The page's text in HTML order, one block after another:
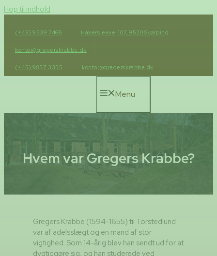
Hop til indhold
(+45) 9339 7468 Haverslevvej 107, 9520 Skørping
kontor@gregerskrabbe.dk
(+45) 9837 3355 kontor@gregerskrabbe.dk
Menu
Hvem var Gregers Krabbe?
Gregers Krabbe (1594-1655) til Torstedlund
var af adelsslægt og en mand af stor
vigtighed. Som 14-årig blev han sendt ud for at
dygtiggøre sig, og han studerede ved